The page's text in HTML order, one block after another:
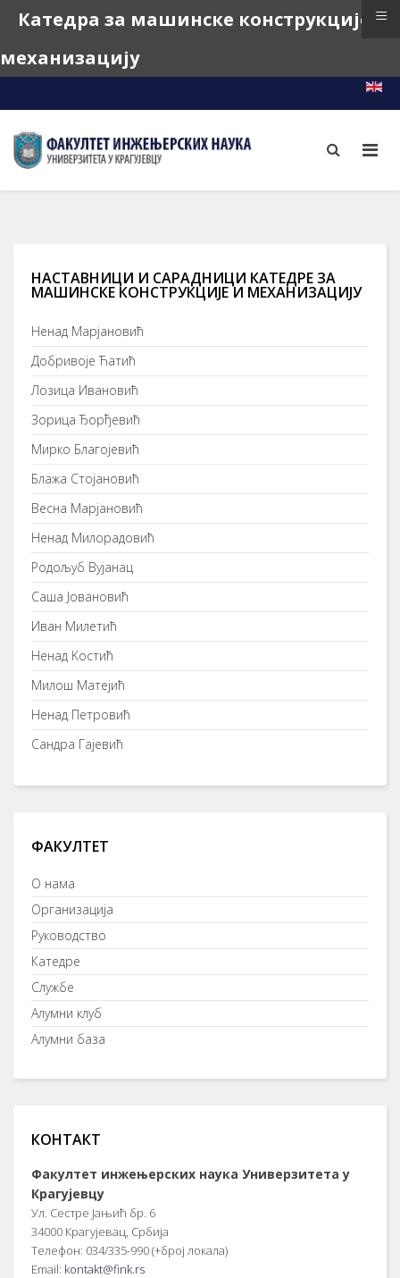
НАСТАВНИЦИ И САРАДНИЦИ КАТЕДРЕ ЗА
МАШИНСКЕ КОНСТРУКЦИЈЕ И МЕХАНИЗАЦИЈУ
Ненад Марјановић
Добривоје Ћатић
Лозица Ивановић
Зорица Ђорђевић
Мирко Благојевић
Блажа Стојановић
Весна Марјановић
Ненад Милорадовић
Родољуб Вујанац
Саша Јовановић
Иван Милетић
Ненад Kостић
Милош Матејић
Ненад Петровић
Сандра Гајевић
ФАКУЛТЕТ
О нама
Организација
Руководство
Катедре
Службе
Алумни клуб
Алумни база
КОНТАКТ
Факултет инжењерских наука Универзитета у
Крагујевцу
Ул. Сестре Јањић бр. 6
34000 Крагујевац, Србија
Телефон: 034/335-990 (+број локала)
Email: kontakt@fink.rs
Катедра за машинске конструкције и
механизацију
≡